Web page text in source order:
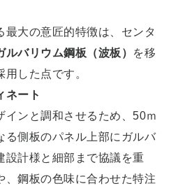
最大の意匠的特徴は、センタ
ルバリウム鋼板（波板）
を移
した点です。
ネート
インと調和させるため、50ｍ
る側板のパネル上部にガルバ
設計様と細部まで協議を重
、鋼板の色味に合わせた特注